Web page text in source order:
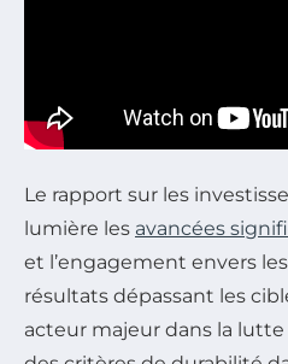
Le rapport sur les
lumière les avancées
et l’engagement envers
résultats dépassant les
acteur majeur dans la